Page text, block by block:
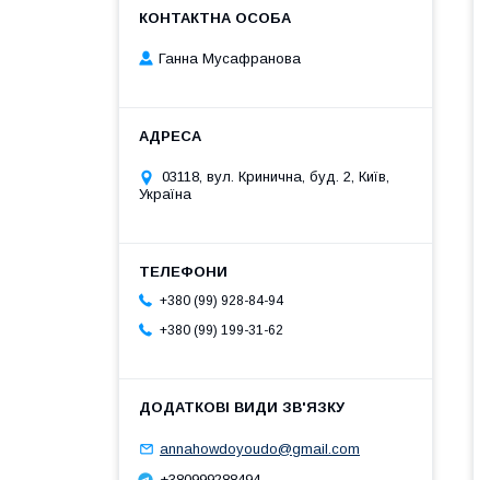
Ганна Мусафранова
03118, вул. Кринична, буд. 2, Київ,
Україна
+380 (99) 928-84-94
+380 (99) 199-31-62
annahowdoyoudo@gmail.com